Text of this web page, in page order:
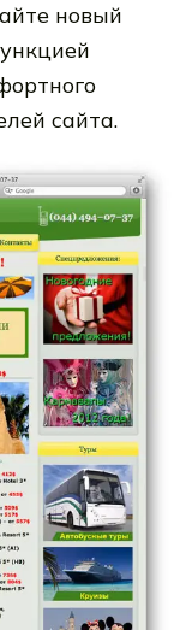
новый
сайта.